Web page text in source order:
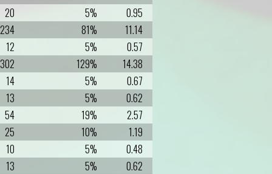
20
5%
0.95
234
81%
11.14
12
5%
0.57
302
129%
14.38
14
5%
0.67
13
5%
0.62
54
19%
2.57
25
10%
1.19
10
5%
0.48
13
5%
0.62